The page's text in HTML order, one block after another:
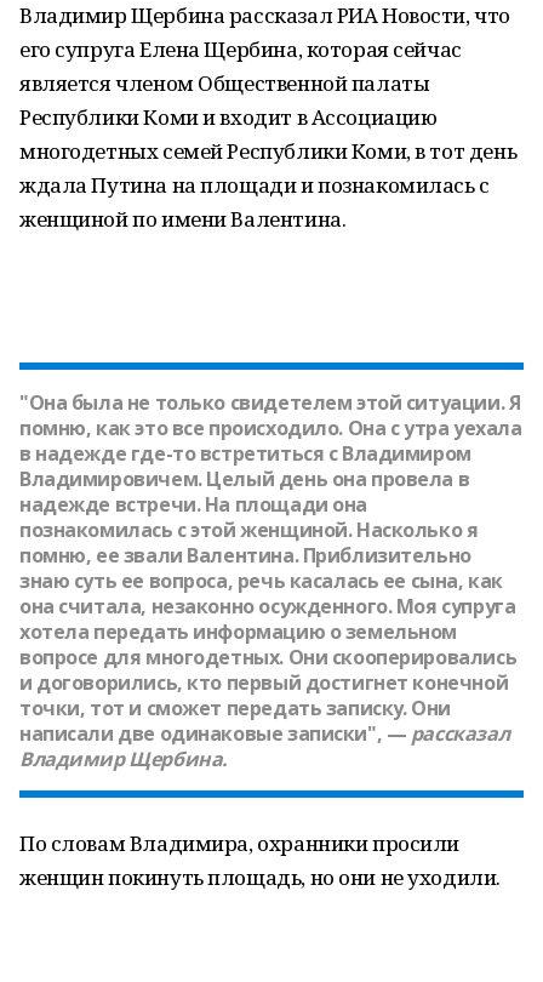
Владимир Щербина рассказал РИА Новости, что
его супруга Елена Щербина, которая сейчас
является членом Общественной палаты
Республики Коми и входит в Ассоциацию
многодетных семей Республики Коми, в тот день
ждала Путина на площади и познакомилась с
женщиной по имени Валентина.
"Она была не только свидетелем этой ситуации. Я
помню, как это все происходило. Она с утра уехала
в надежде где-то встретиться с Владимиром
Владимировичем. Целый день она провела в
надежде встречи. На площади она
познакомилась с этой женщиной. Насколько я
помню, ее звали Валентина. Приблизительно
знаю суть ее вопроса, речь касалась ее сына, как
она считала, незаконно осужденного. Моя супруга
хотела передать информацию о земельном
вопросе для многодетных. Они скооперировались
и договорились, кто первый достигнет конечной
точки, тот и сможет передать записку. Они
написали две одинаковые записки", — рассказал
Владимир Щербина.
По словам Владимира, охранники просили
женщин покинуть площадь, но они не уходили.